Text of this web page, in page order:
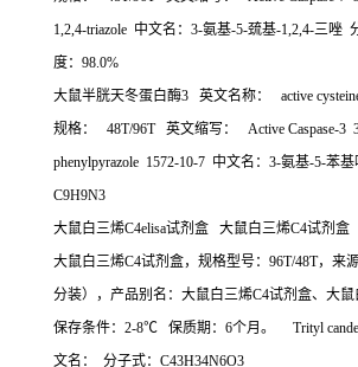
1,2,4-triazole 中文名： 3-氨基-5-巯基-1,2,4-三唑
度： 98.0%
大鼠半胱天冬蛋白酶3 英文名称：
active
规格：
48T/96T 英文缩写：
Active Caspase-3
phenylpyrazole 1572-10-7 中文名： 3-氨基-5-苯基
C9H9N3
大鼠白三烯C4elisa试剂盒 大鼠白三烯C4试剂盒
大鼠白三烯C4试剂盒，规格型号： 96T/48T，来源
分装），产品别名：大鼠白三烯C4试剂盒、大鼠
保存条件： 2-8℃ 保质期： 6个月。 Trityl
文名：
分子式： C43H34N6O3